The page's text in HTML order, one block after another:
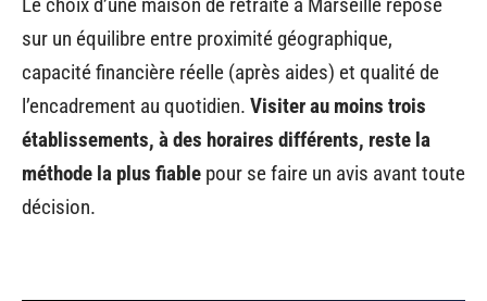
sur un équilibre entre proximité géographique,
capacité financière réelle (après aides) et qualité de
l’encadrement au quotidien. Visiter au moins trois
établissements, à des horaires différents, reste la
méthode la plus fiable pour se faire un avis avant toute
décision.